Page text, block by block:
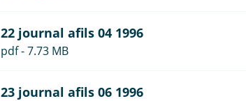
22 journal afils 04 1996
pdf - 7.73 MB
23 journal afils 06 1996